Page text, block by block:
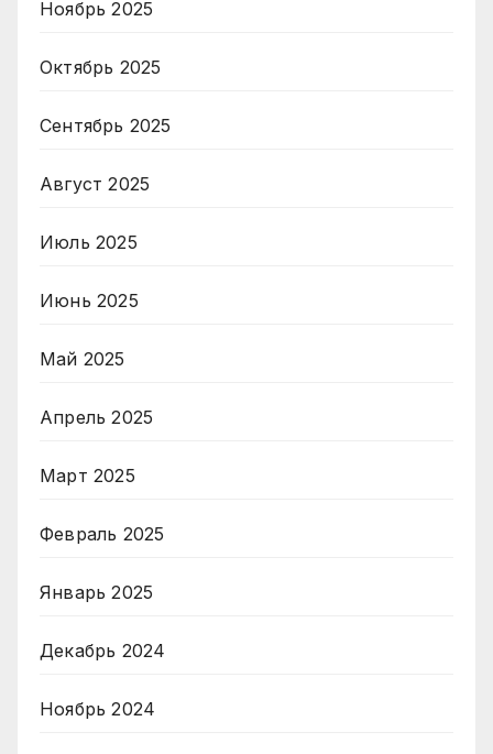
Ноябрь 2025
Октябрь 2025
Сентябрь 2025
Август 2025
Июль 2025
Июнь 2025
Май 2025
Апрель 2025
Март 2025
Февраль 2025
Январь 2025
Декабрь 2024
Ноябрь 2024